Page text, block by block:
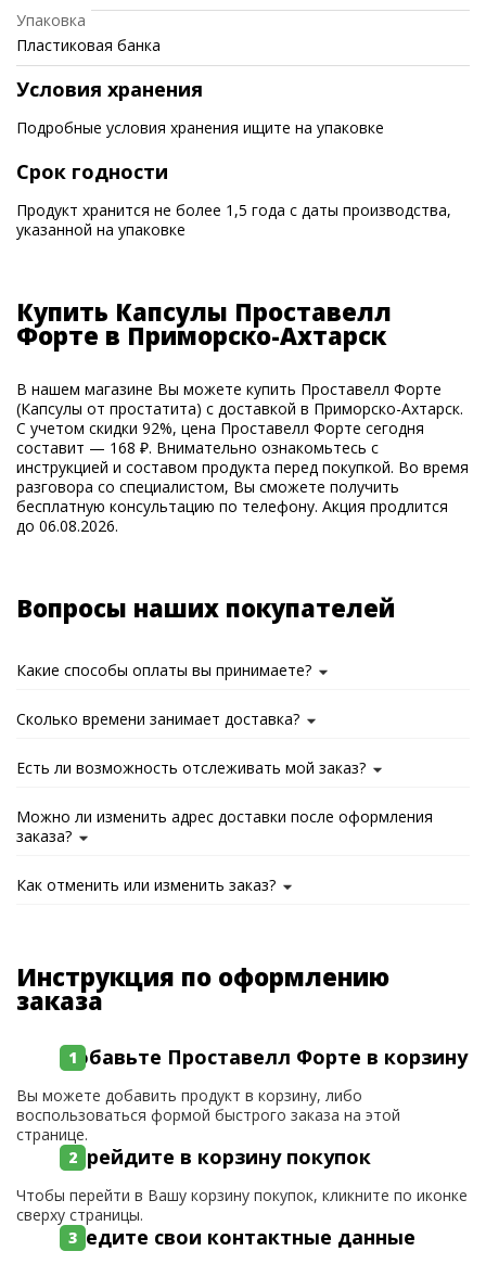
Упаковка
Пластиковая банка
Условия хранения
Подробные условия хранения ищите на упаковке
Срок годности
Продукт хранится не более 1,5 года с даты производства,
указанной на упаковке
Купить Капсулы Проставелл
Форте в Приморско-Ахтарск
В нашем магазине Вы можете купить Проставелл Форте
(Капсулы от простатита) с доставкой в Приморско-Ахтарск.
С учетом скидки 92%, цена Проставелл Форте сегодня
составит — 168 ₽. Внимательно ознакомьтесь с
инструкцией и составом продукта перед покупкой. Во время
разговора со специалистом, Вы сможете получить
бесплатную консультацию по телефону. Акция продлится
до 06.08.2026.
Вопросы наших покупателей
Какие способы оплаты вы принимаете?
Сколько времени занимает доставка?
Есть ли возможность отслеживать мой заказ?
Можно ли изменить адрес доставки после оформления
заказа?
Как отменить или изменить заказ?
Инструкция по оформлению
заказа
Добавьте Проставелл Форте в корзину
Вы можете добавить продукт в корзину, либо
воспользоваться формой быстрого заказа на этой
странице.
Перейдите в корзину покупок
Чтобы перейти в Вашу корзину покупок, кликните по иконке
сверху страницы.
Введите свои контактные данные